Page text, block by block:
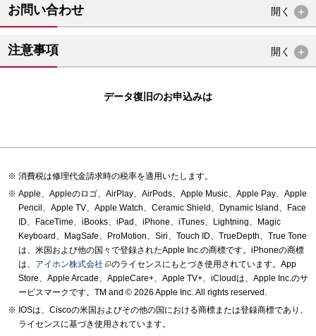
お問い合わせ 開く
注意事項 開く
データ復旧のお申込みは
消費税は修理代金請求時の税率を適用いたします。
Apple、Appleのロゴ、AirPlay、AirPods、Apple Music、Apple Pay、Apple
Pencil、Apple TV、Apple Watch、Ceramic Shield、Dynamic Island、Face
ID、FaceTime、iBooks、iPad、iPhone、iTunes、Lightning、Magic
Keyboard、MagSafe、ProMotion、Siri、Touch ID、TrueDepth、True Tone
は、米国および他の国々で登録されたApple Inc.の商標です。iPhoneの商標
は、 アイホン株式会社
のライセンスにもとづき使用されています。App
Store、Apple Arcade、AppleCare+、Apple TV+、iCloudは、Apple Inc.のサ
ービスマークです。TM and © 2026 Apple Inc. All rights reserved.
IOSは、Ciscoの米国およびその他の国における商標または登録商標であり、
ライセンスに基づき使用されています。